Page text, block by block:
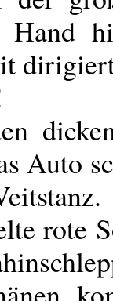
Auto
rote